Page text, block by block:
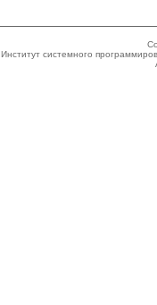
Институт системного